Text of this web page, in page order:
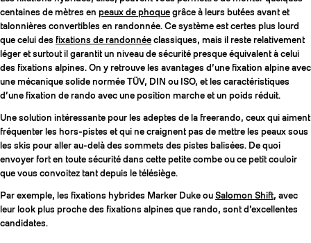
centaines de mètres en peaux de phoque grâce à leurs butées avant et
talonnières convertibles en randonnée. Ce système est certes plus lourd
que celui des fixations de randonnée classiques, mais il reste relativement
léger et surtout il garantit un niveau de sécurité presque équivalent à celui
des fixations alpines. On y retrouve les avantages d’une fixation alpine avec
une mécanique solide normée TÜV, DIN ou ISO, et les caractéristiques
d’une fixation de rando avec une position marche et un poids réduit.
Une solution intéressante pour les adeptes de la freerando, ceux qui aiment
fréquenter les hors-pistes et qui ne craignent pas de mettre les peaux sous
les skis pour aller au-delà des sommets des pistes balisées. De quoi
envoyer fort en toute sécurité dans cette petite combe ou ce petit couloir
que vous convoitez tant depuis le télésiège.
Par exemple, les fixations hybrides Marker Duke ou Salomon Shift, avec
leur look plus proche des fixations alpines que rando, sont d’excellentes
candidates.